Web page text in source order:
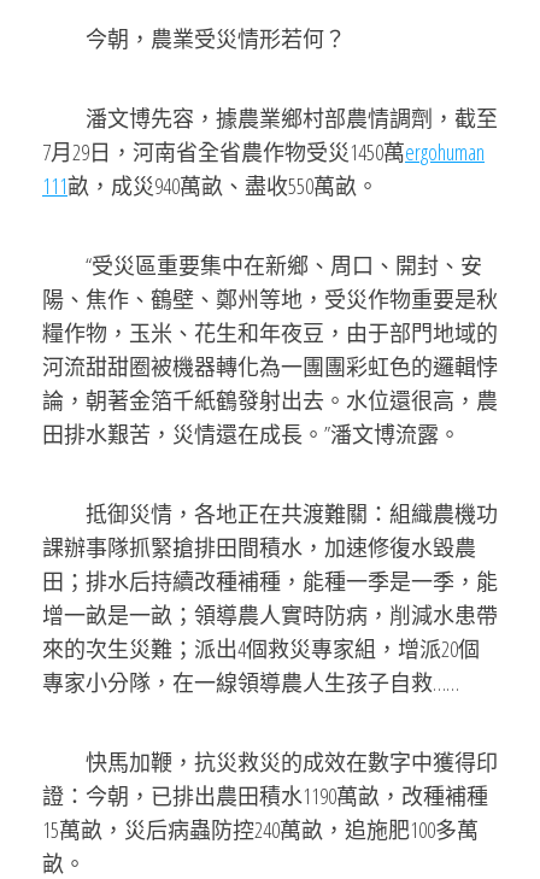
今朝，農業受災情形若何？
潘文博先容，據農業鄉村部農情調劑，截至
7月29日，河南省全省農作物受災1450萬ergohuman
111畝，成災940萬畝、盡收550萬畝。
“受災區重要集中在新鄉、周口、開封、安
陽、焦作、鶴壁、鄭州等地，受災作物重要是秋
糧作物，玉米、花生和年夜豆，由于部門地域的
河流甜甜圈被機器轉化為一團團彩虹色的邏輯悖
論，朝著金箔千紙鶴發射出去。水位還很高，農
田排水艱苦，災情還在成長。”潘文博流露。
抵御災情，各地正在共渡難關：組織農機功
課辦事隊抓緊搶排田間積水，加速修復水毀農
田；排水后持續改種補種，能種一季是一季，能
增一畝是一畝；領導農人實時防病，削減水患帶
來的次生災難；派出4個救災專家組，增派20個
專家小分隊，在一線領導農人生孩子自救……
快馬加鞭，抗災救災的成效在數字中獲得印
證：今朝，已排出農田積水1190萬畝，改種補種
15萬畝，災后病蟲防控240萬畝，追施肥100多萬
畝。